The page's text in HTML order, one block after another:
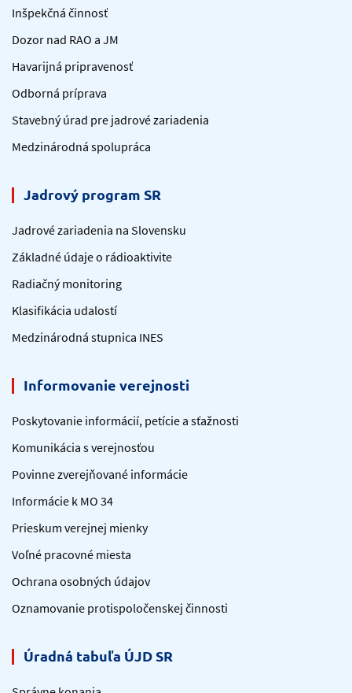
Inšpekčná činnosť
Dozor nad RAO a JM
Havarijná pripravenosť
Odborná príprava
Stavebný úrad pre jadrové zariadenia
Medzinárodná spolupráca
Jadrový program SR
Jadrové zariadenia na Slovensku
Základné údaje o rádioaktivite
Radiačný monitoring
Klasifikácia udalostí
Medzinárodná stupnica INES
Informovanie verejnosti
Poskytovanie informácií, petície a sťažnosti
Komunikácia s verejnosťou
Povinne zverejňované informácie
Informácie k MO 34
Prieskum verejnej mienky
Voľné pracovné miesta
Ochrana osobných údajov
Oznamovanie protispoločenskej činnosti
Úradná tabuľa ÚJD SR